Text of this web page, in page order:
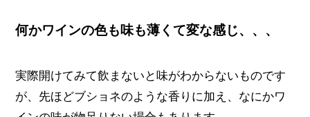
何かワインの色も味も薄くて変な感じ、、、
実際開けてみて飲まないと味がわからないものです
が、先ほどブショネのような香りに加え、なにかワ